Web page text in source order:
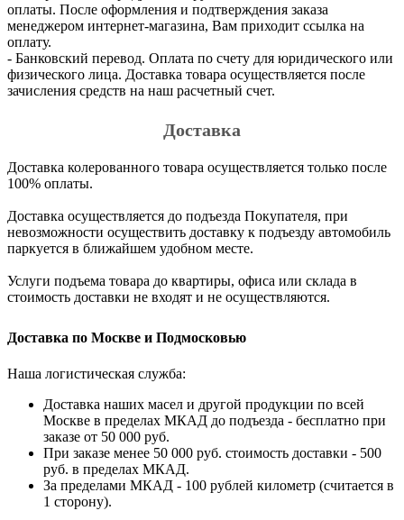
оплаты. После оформления и подтверждения заказа
менеджером интернет-магазина, Вам приходит ссылка на
оплату.
- Банковский перевод. Оплата по счету для юридического или
физического лица. Доставка товара осуществляется после
зачисления средств на наш расчетный счет.
Доставка
Доставка колерованного товара осуществляется только после
100% оплаты.
Доставка осуществляется до подъезда Покупателя, при
невозможности осуществить доставку к подъезду автомобиль
паркуется в ближайшем удобном месте.
Услуги подъема товара до квартиры, офиса или склада в
стоимость доставки не входят и не осуществляются.
Доставка по Москве и Подмосковью
Наша логистическая служба:
Доставка наших масел и другой продукции по всей
Москве в пределах МКАД до подъезда - бесплатно при
заказе от 50 000 руб.
При заказе менее 50 000 руб. стоимость доставки - 500
руб. в пределах МКАД.
За пределами МКАД - 100 рублей километр (считается в
1 сторону).